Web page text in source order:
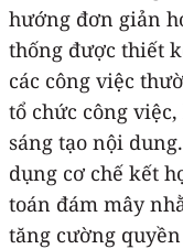
hướng đơn giản
thống được thiết
các công việc
tổ chức công
sáng tạo nội
dụng cơ chế kết
toán đám mây
tăng cường